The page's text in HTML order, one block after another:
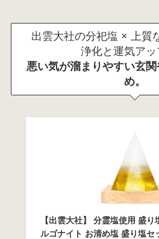
出雲大社の分祀塩 × 上質
浄化と運気アッ
悪い気が溜まりやすい玄
め。
【出雲大社】 分霊塩使用 盛
ルゴナイト お清め塩 盛り塩セ